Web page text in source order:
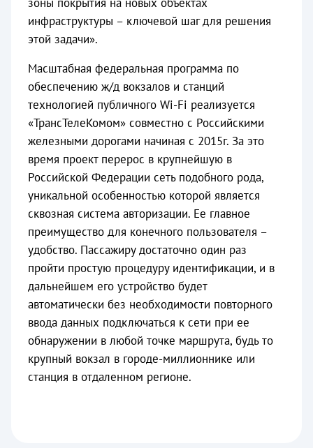
инфраструктуры – ключевой шаг для решения
этой задачи».
Масштабная федеральная программа по
обеспечению ж/д вокзалов и станций
технологией публичного Wi-Fi реализуется
«ТрансТелеКомом» совместно с Российскими
железными дорогами начиная с 2015г. За это
время проект перерос в крупнейшую в
Российской Федерации сеть подобного рода,
уникальной особенностью которой является
сквозная система авторизации. Ее главное
преимущество для конечного пользователя –
удобство. Пассажиру достаточно один раз
пройти простую процедуру идентификации, и в
дальнейшем его устройство будет
автоматически без необходимости повторного
ввода данных подключаться к сети при ее
обнаружении в любой точке маршрута, будь то
крупный вокзал в городе-миллионнике или
станция в отдаленном регионе.